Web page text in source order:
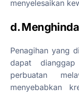
menyelesaikan
d.
Penagihan yang
dapat
perbuatan
menyebabkan